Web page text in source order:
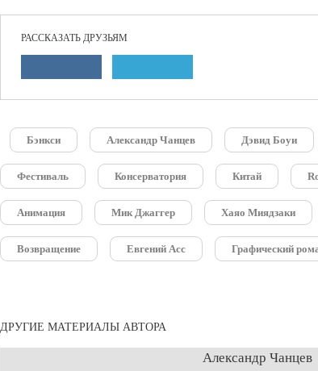
РАССКАЗАТЬ ДРУЗЬЯМ
Бэнкси Александр Чанцев Дэвид Боуи
Фестиваль Консерватория Китай
Анимация Мик Джаггер Хаяо Миядзаки
Возвращение Евгений Асс Графический
ДРУГИЕ МАТЕРИАЛЫ АВТОРА
Александр Чанцев